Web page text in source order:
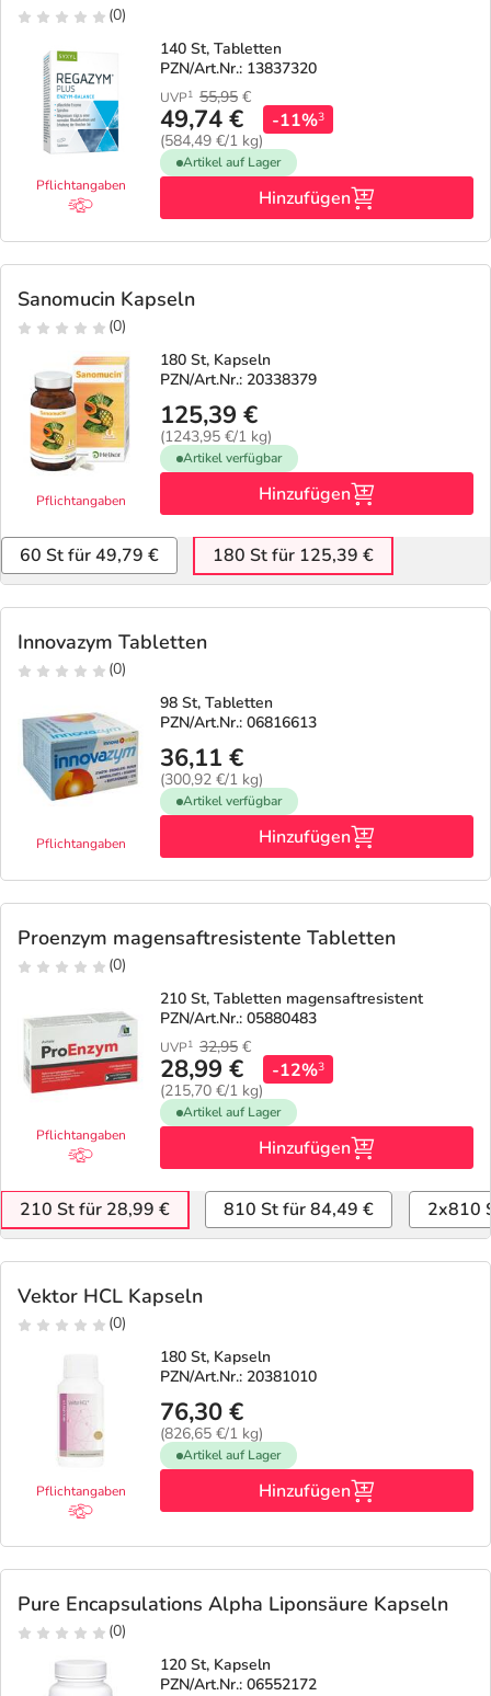
(0)
Pflichtangaben
140 St, Tabletten
PZN/Art.Nr.: 13837320
UVP1 55,95 €
49,74 €
(584,49 €/1 kg)
-11%3
Artikel auf Lager
Hinzufügen
Sanomucin Kapseln
(0)
Pflichtangaben
180 St, Kapseln
PZN/Art.Nr.: 20338379
125,39 €
(1243,95 €/1 kg)
Artikel verfügbar
Hinzufügen
60 St für 49,79 € 180 St für 125,39 €
Innovazym Tabletten
(0)
Pflichtangaben
98 St, Tabletten
PZN/Art.Nr.: 06816613
36,11 €
(300,92 €/1 kg)
Artikel verfügbar
Hinzufügen
Proenzym magensaftresistente Tabletten
(0)
Pflichtangaben
210 St, Tabletten magensaftresistent
PZN/Art.Nr.: 05880483
UVP1 32,95 €
28,99 €
(215,70 €/1 kg)
-12%3
Artikel auf Lager
Hinzufügen
210 St für 28,99 € 810 St für 84,49 € 2x810
Vektor HCL Kapseln
(0)
Pflichtangaben
180 St, Kapseln
PZN/Art.Nr.: 20381010
76,30 €
(826,65 €/1 kg)
Artikel auf Lager
Hinzufügen
Pure Encapsulations Alpha Liponsäure Kapseln
(0)
120 St, Kapseln
PZN/Art.Nr.: 06552172